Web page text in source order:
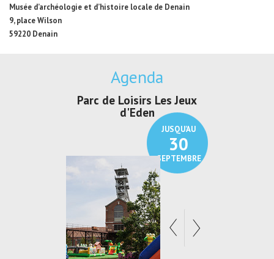
Musée d’archéologie et d’histoire locale de Denain
9, place Wilson
59220 Denain
Agenda
JUSQU'AU
30
SEPTEMBRE
Parc de Loisirs Les Jeux
d'Eden